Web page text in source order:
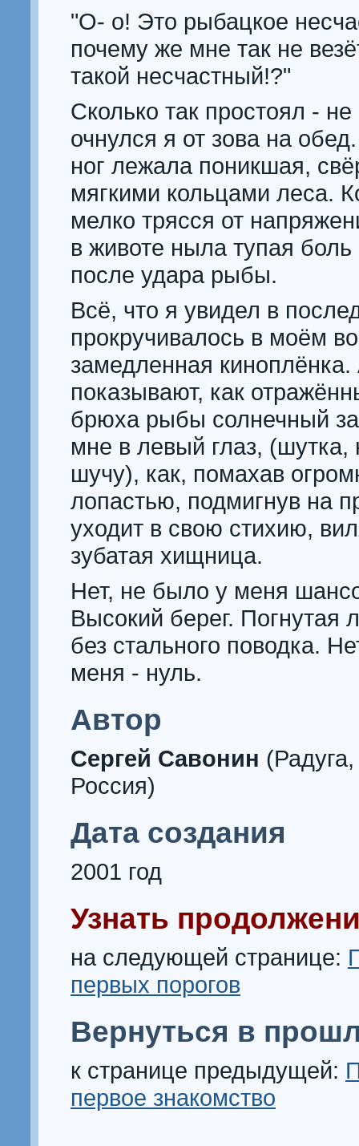
"О- о! Это рыбацкое
почему же мне так не
такой несчастный!?"
Сколько так простоял -
очнулся я от зова на
ног лежала поникшая,
мягкими кольцами леса.
мелко трясся от
в животе ныла тупая боль
после удара рыбы.
Всё, что я увидел в
прокручивалось в моём
замедленная
показывают, как
брюха рыбы солнечный
мне в левый глаз, (шутка,
шучу), как, помахав
лопастью, подмигнув на
уходит в свою стихию,
зубатая хищница.
Нет, не было у меня
Высокий берег. Погнутая
без стального поводка.
меня - нуль.
Автор
Сергей Савонин
Россия)
Дата создания
2001 год
Узнать
на следующей странице:
первых порогов
Вернуться в
к странице предыдущей:
первое знакомство